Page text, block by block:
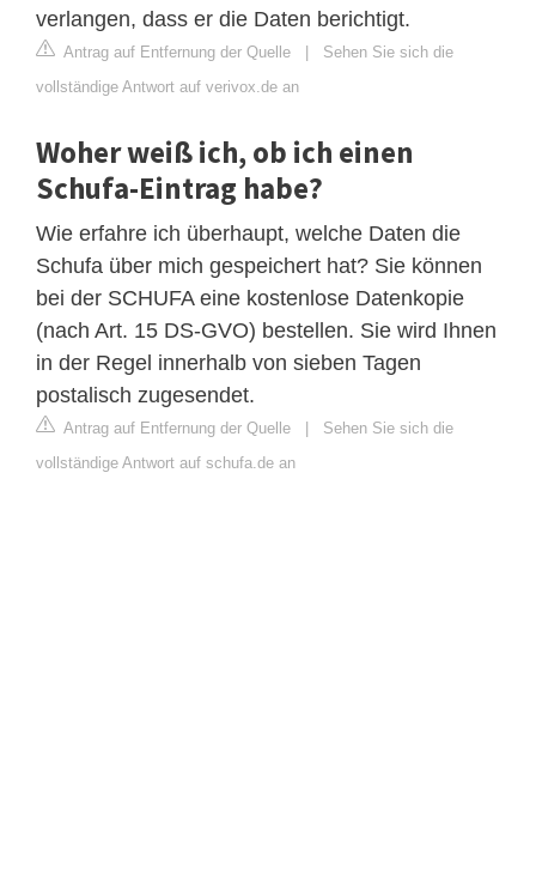
verlangen, dass er die Daten berichtigt.
Antrag auf Entfernung der Quelle | Sehen Sie sich die
vollständige Antwort auf verivox.de an
Woher weiß ich, ob ich einen
Schufa-Eintrag habe?
Wie erfahre ich überhaupt, welche Daten die
Schufa über mich gespeichert hat? Sie können
bei der SCHUFA eine kostenlose Datenkopie
(nach Art. 15 DS-GVO) bestellen. Sie wird Ihnen
in der Regel innerhalb von sieben Tagen
postalisch zugesendet.
Antrag auf Entfernung der Quelle | Sehen Sie sich die
vollständige Antwort auf schufa.de an